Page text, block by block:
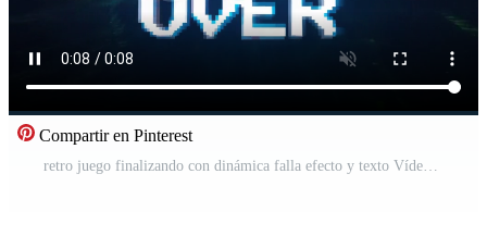
Compartir en Pinterest
retro juego finalizando con dinámica falla efecto y texto Vídeo Gratis